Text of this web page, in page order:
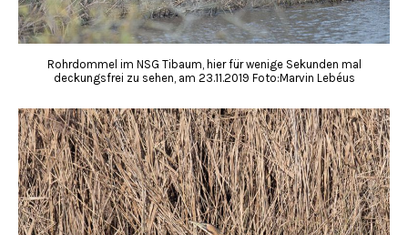
Rohrdommel im NSG Tibaum, hier für wenige Sekunden mal
deckungsfrei zu sehen, am 23.11.2019 Foto:Marvin Lebéus